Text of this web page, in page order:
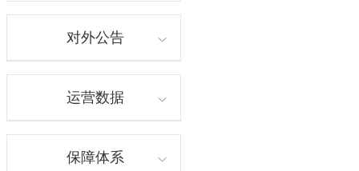
对外公告
运营数据
保障体系